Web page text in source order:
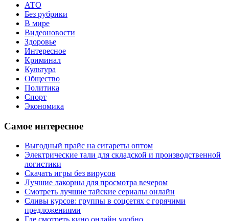
АТО
Без рубрики
В мире
Видеоновости
Здоровье
Интересное
Криминал
Культура
Общество
Политика
Спорт
Экономика
Самое интересное
Выгодный прайс на сигареты оптом
Электрические тали для складской и производственной
логистики
Скачать игры без вирусов
Лучшие лакорны для просмотра вечером
Смотреть лучшие тайские сериалы онлайн
Сливы курсов: группы в соцсетях с горячими
предложениями